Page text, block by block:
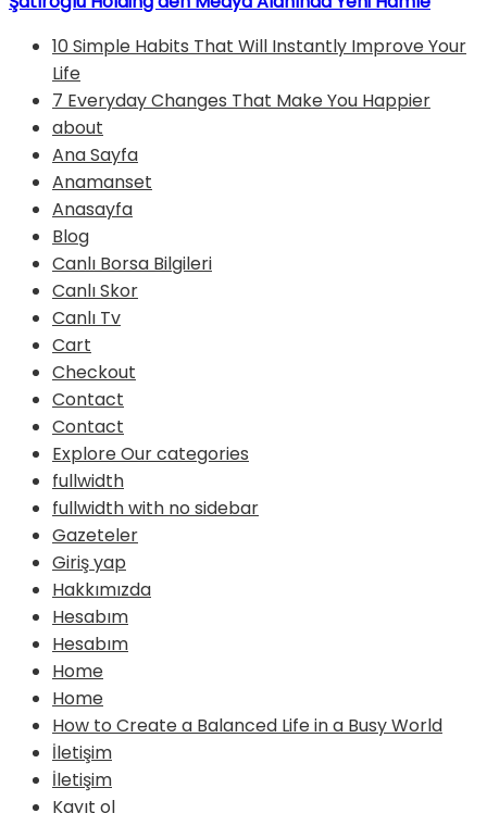
10 Simple Habits That Will Instantly Improve Your
Life
7 Everyday Changes That Make You Happier
about
Ana Sayfa
Anamanset
Anasayfa
Blog
Canlı Borsa Bilgileri
Canlı Skor
Canlı Tv
Cart
Checkout
Contact
Contact
Explore Our categories
fullwidth
fullwidth with no sidebar
Gazeteler
Giriş yap
Hakkımızda
Hesabım
Hesabım
Home
Home
How to Create a Balanced Life in a Busy World
İletişim
İletişim
Kayıt ol